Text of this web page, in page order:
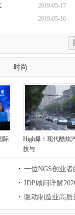
2019-05-17
2019-05-16
时尚
际
High爆！现代酷炫
技与
一位NGS创业
IDP顾问详解
驱动制造业高质